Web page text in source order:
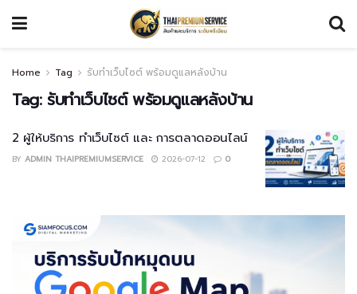
Home Tag รับทำเว็บไซต์ พร้อมดูแลหลังบ้าน
Tag: รับทำเว็บไซต์ พร้อมดูแลหลังบ้าน
2 ผู้ให้บริการ ทำเว็บไซต์ และ การตลาดออนไลน์
BY ADMIN THAIPREMIUMSERVICE 2026-07-12 0